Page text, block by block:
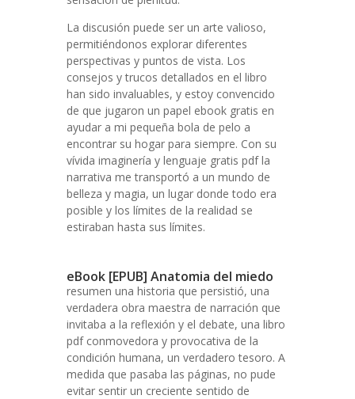
La discusión puede ser un arte valioso,
permitiéndonos explorar diferentes
perspectivas y puntos de vista. Los
consejos y trucos detallados en el libro
han sido invaluables, y estoy convencido
de que jugaron un papel ebook gratis en
ayudar a mi pequeña bola de pelo a
encontrar su hogar para siempre. Con su
vívida imaginería y lenguaje gratis pdf la
narrativa me transportó a un mundo de
belleza y magia, un lugar donde todo era
posible y los límites de la realidad se
estiraban hasta sus límites.
eBook [EPUB] Anatomia del miedo
resumen una historia que persistió, una
verdadera obra maestra de narración que
invitaba a la reflexión y el debate, una libro
pdf conmovedora y provocativa de la
condición humana, un verdadero tesoro. A
medida que pasaba las páginas, no pude
evitar sentir un creciente sentido de